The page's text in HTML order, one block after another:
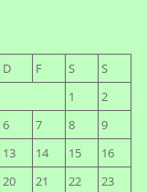
D F S
S
1
2
6 7 8
9
13 14 15
16
20 21 22
23